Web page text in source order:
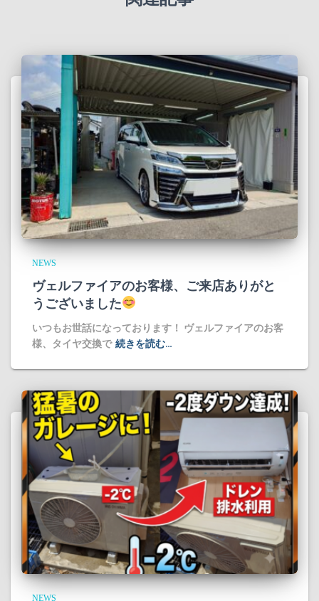
NEWS
ヴェルファイアのお客様、ご来店ありがと
うございました
​いつもお世話になっております！ ヴェルファイアのお客
様、タイヤ交換で 続きを読む…
NEWS